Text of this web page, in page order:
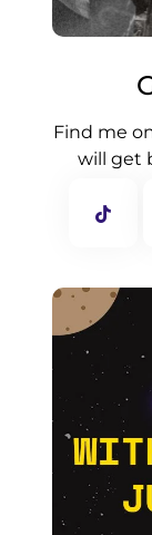
Find me
will get